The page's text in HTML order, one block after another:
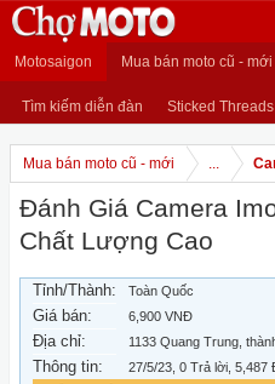
Motosaigon Mua bán moto cũ - mới
Tìm kiếm diễn đàn Sticked Threads
Mua bán moto cũ - mới ...
Đánh Giá Camera
Chất Lượng Cao
Tỉnh/Thành: Toàn Quốc
Giá bán: 6,900 VNĐ
Địa chỉ: 1133 Quang Trung,
Thông tin: 27/5/23 , 0 Trả lời, 5,487